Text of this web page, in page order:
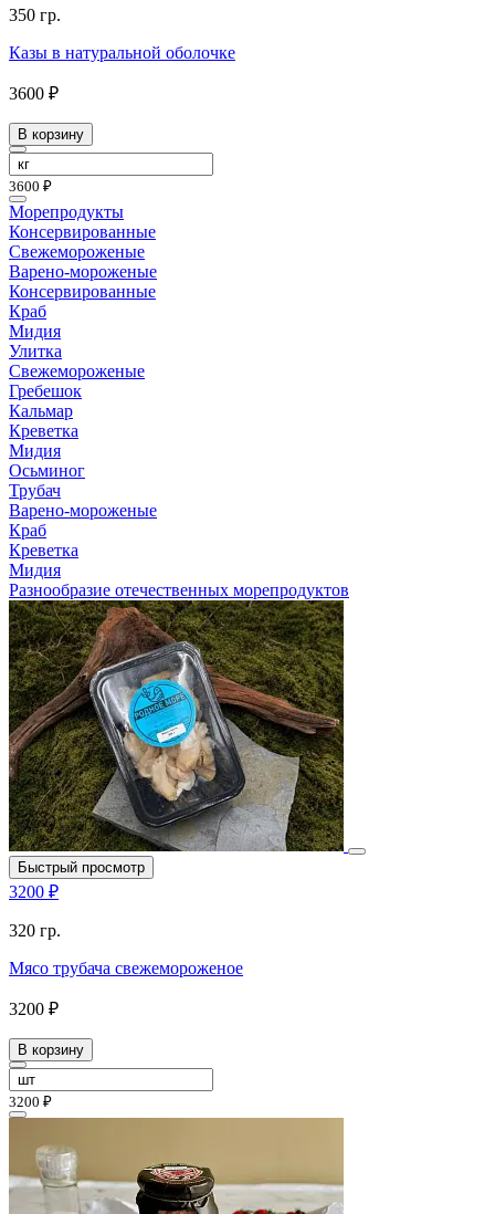
350 гр.
Казы в натуральной оболочке
3600 ₽
В корзину
3600 ₽
Морепродукты
Консервированные
Свежемороженые
Варено-мороженые
Консервированные
Краб
Мидия
Улитка
Свежемороженые
Гребешок
Кальмар
Креветка
Мидия
Осьминог
Трубач
Варено-мороженые
Краб
Креветка
Мидия
Разнообразие отечественных морепродуктов
Быстрый просмотр
3200 ₽
320 гр.
Мясо трубача свежемороженое
3200 ₽
В корзину
3200 ₽